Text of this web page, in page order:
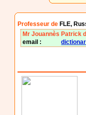
Professeur de FLE,
Mr Jouannès Patrick
email :